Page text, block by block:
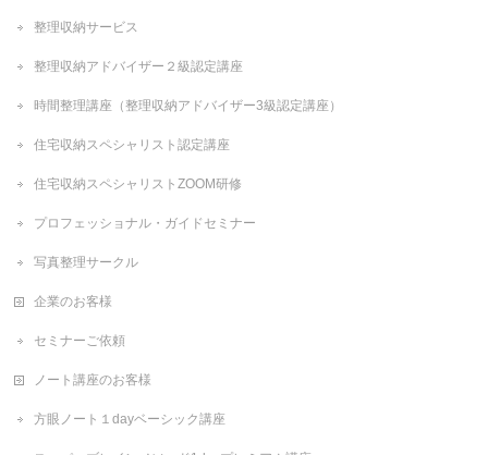
整理収納サービス
整理収納アドバイザー２級認定講座
時間整理講座（整理収納アドバイザー3級認定講座）
住宅収納スペシャリスト認定講座
住宅収納スペシャリストZOOM研修
プロフェッショナル・ガイドセミナー
写真整理サークル
企業のお客様
セミナーご依頼
ノート講座のお客様
方眼ノート１dayベーシック講座